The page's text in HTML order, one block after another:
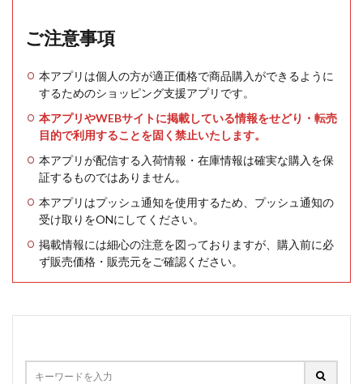
ご注意事項
本アプリは個人の方が適正価格で商品購入ができるように
するためのショッピング支援アプリです。
本アプリやWEBサイトに掲載している情報をせどり・転売
目的で利用することを固く禁止いたします。
本アプリが配信する入荷情報・在庫情報は確実な購入を保
証するものではありません。
本アプリはプッシュ通知を使用するため、プッシュ通知の
受け取りをONにしてください。
掲載情報には細心の注意を図っておりますが、購入前に必
ず販売価格・販売元をご確認ください。